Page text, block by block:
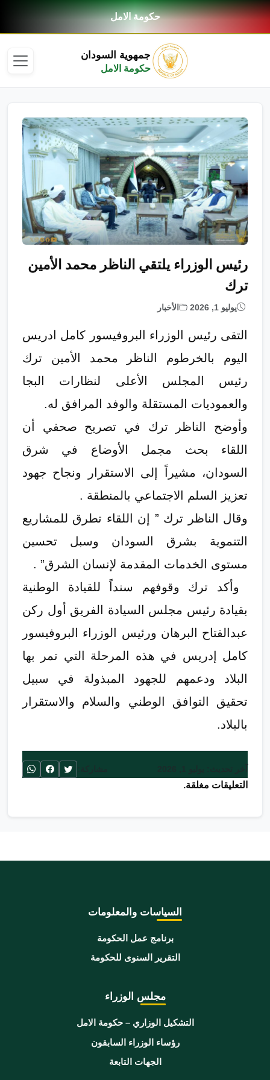
حكومة الامل
جمهوية السودان
حكومة الامل
​رئيس الوزراء يلتقي الناظر محمد الأمين
ترك
يوليو 1, 2026 الأخبار
​التقى رئيس الوزراء البروفيسور كامل ادريس
اليوم بالخرطوم الناظر محمد الأمين ترك
رئيس المجلس الأعلى لنظارات البجا
والعموديات المستقلة والوفد المرافق له.
وأوضح الناظر ترك في تصريح صحفي أن
اللقاء بحث مجمل الأوضاع في شرق
السودان، مشيراً إلى الاستقرار ونجاح جهود
تعزيز السلم الاجتماعي بالمنطقة .
وقال الناظر ترك ” إن اللقاء تطرق للمشاريع
التنموية بشرق السودان وسبل تحسين
مستوى الخدمات المقدمة لإنسان الشرق” .
​ وأكد ترك وقوفهم سنداً للقيادة الوطنية
بقيادة رئيس مجلس السيادة الفريق أول ركن
عبدالفتاح البرهان ورئيس الوزراء البروفيسور
كامل إدريس في هذه المرحلة التي تمر بها
البلاد ودعمهم للجهود المبذولة في سبيل
تحقيق التوافق الوطني والسلام والاستقرار
بالبلاد.
التعليقات مغلقة.
السياسات والمعلومات
برنامج عمل الحكومة
التقرير السنوى للحكومة
مجلس الوزراء
التشكيل الوزاري – حكومة الامل
رؤساء الوزراء السابقون
الجهات التابعة